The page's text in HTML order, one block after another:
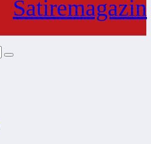
Satiremagazin